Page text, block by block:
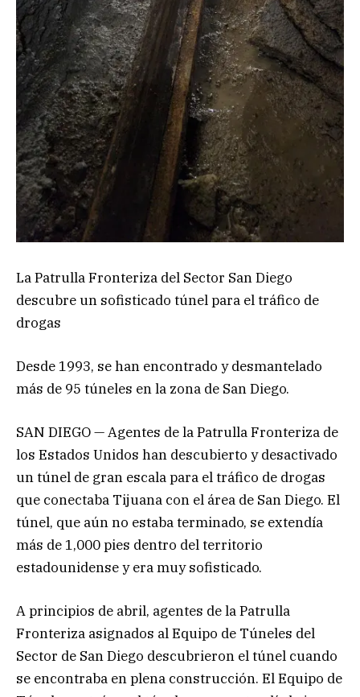
La Patrulla Fronteriza del Sector San Diego
descubre un sofisticado túnel para el tráfico de
drogas
Desde 1993, se han encontrado y desmantelado
más de 95 túneles en la zona de San Diego.
SAN DIEGO — Agentes de la Patrulla Fronteriza de
los Estados Unidos han descubierto y desactivado
un túnel de gran escala para el tráfico de drogas
que conectaba Tijuana con el área de San Diego. El
túnel, que aún no estaba terminado, se extendía
más de 1,000 pies dentro del territorio
estadounidense y era muy sofisticado.
A principios de abril, agentes de la Patrulla
Fronteriza asignados al Equipo de Túneles del
Sector de San Diego descubrieron el túnel cuando
se encontraba en plena construcción. El Equipo de